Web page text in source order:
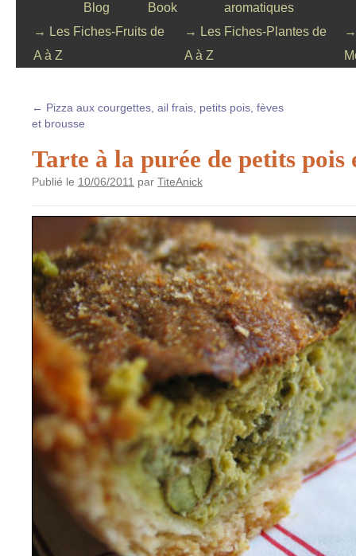
Blog
Book
aromatiques
→ Les Fiches-Fruits de
A à Z
→ Les Fiches-Plantes de
A à Z
→
← Pizza aux courgettes, ail frais, petits pois, fèves
et brousse
Tarte à la purée de petits pois
Publié le 10/06/2011 par TiteAnick